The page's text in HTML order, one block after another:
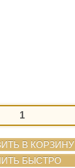
В КОРЗИНУ